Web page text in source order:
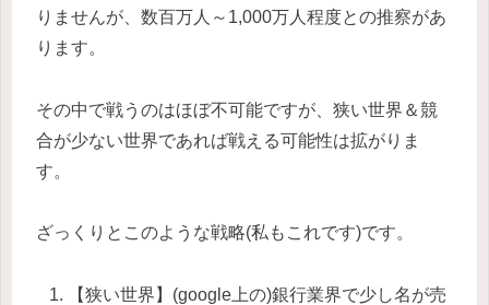
りませんが、数百万人～1,000万人程度との推察があ
ります。
その中で戦うのはほぼ不可能ですが、狭い世界＆競
合が少ない世界であれば戦える可能性は拡がりま
す。
ざっくりとこのような戦略(私もこれです)です。
【狭い世界】(google上の)銀行業界で少し名が売